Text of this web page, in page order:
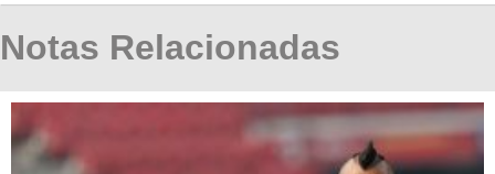
Notas Relacionadas